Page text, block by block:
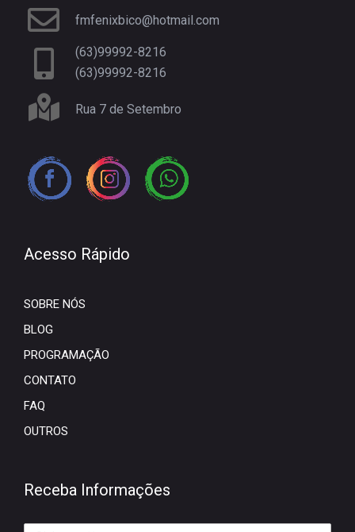
fmfenixbico@hotmail.com
(63)99992-8216
(63)99992-8216
Rua 7 de Setembro
Acesso Rápido
SOBRE NÓS
BLOG
PROGRAMAÇÃO
CONTATO
FAQ
OUTROS
Receba Informações